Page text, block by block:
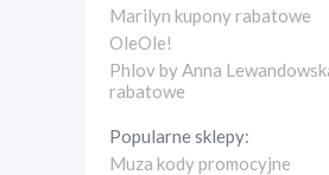
Marilyn kupony rabatowe
OleOle!
Phlov by Anna
rabatowe
Popularne sklepy:
Muza kody promocyjne